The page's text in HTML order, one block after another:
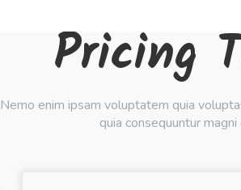
Pricing
Nemo enim ipsam voluptatem quia
quia consequuntur